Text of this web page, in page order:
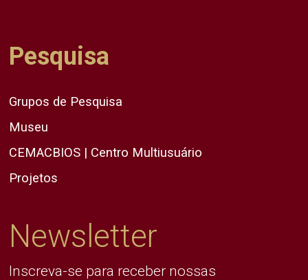
Pesquisa
Grupos de Pesquisa
Museu
CEMACBIOS | Centro Multiusuário
Projetos
Newsletter
Inscreva-se para receber nossas